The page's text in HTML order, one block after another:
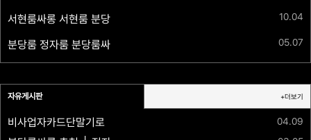
10.04
05.07
자유게시판 +더보기
04.09